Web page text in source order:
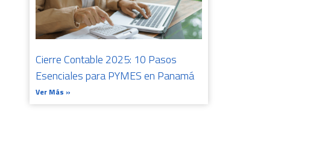
Cierre Contable 2025: 10 Pasos
Esenciales para PYMES en Panamá
Ver Más »